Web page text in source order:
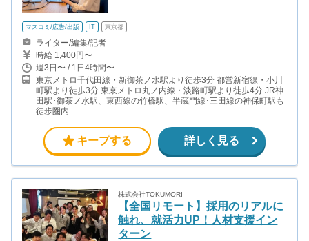
マスコミ/広告/出版 IT 東京都
ライター/編集/記者
時給 1,400円〜
週3日〜 / 1日4時間〜
東京メトロ千代田線・新御茶ノ水駅より徒歩3分 都営新宿線・小川
町駅より徒歩3分 東京メトロ丸ノ内線・淡路町駅より徒歩4分 JR神
田駅･御茶ノ水駅、東西線の竹橋駅、半蔵門線･三田線の神保町駅も
徒歩圏内
キープする 詳しく見る
株式会社TOKUMORI
【全国リモート】採用のリアルに
触れ、就活力UP！人材支援イン
ターン